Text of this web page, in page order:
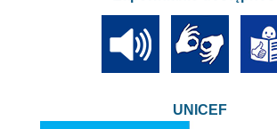
UNICEF